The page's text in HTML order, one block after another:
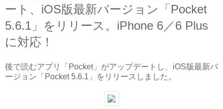
ート、iOS版最新バージョン「Pocket
5.6.1」をリリース。iPhone 6／6 Plus
に対応！
後で読むアプリ「Pocket」がアップデートし、iOS版最新バ
ージョン「Pocket 5.6.1」をリリースしました。